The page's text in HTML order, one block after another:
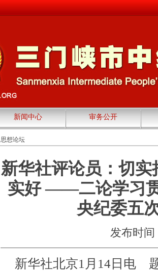
新闻中心 审务公开
思想论坛
新华社评论员：切
实好 ——二论学习
央纪委五
发布时间
新华社北京1月14日电